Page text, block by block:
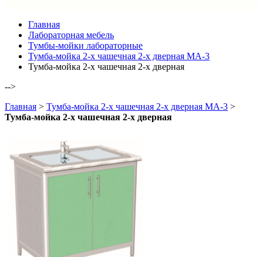
Главная
Лабораторная мебель
Тумбы-мойки лабораторные
Тумба-мойка 2-х чашечная 2-х дверная МА-3
Тумба-мойка 2-х чашечная 2-х дверная
-->
Главная > Тумба-мойка 2-х чашечная 2-х дверная МА-3 >
Тумба-мойка 2-х чашечная 2-х дверная